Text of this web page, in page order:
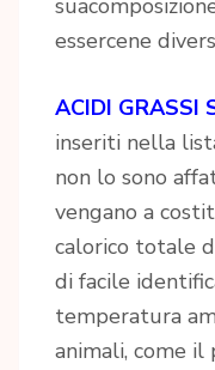
essercene
ACIDI GRASSI
inseriti nella
non lo sono
vengano a
calorico totale
di facile
temperatura
animali, come il